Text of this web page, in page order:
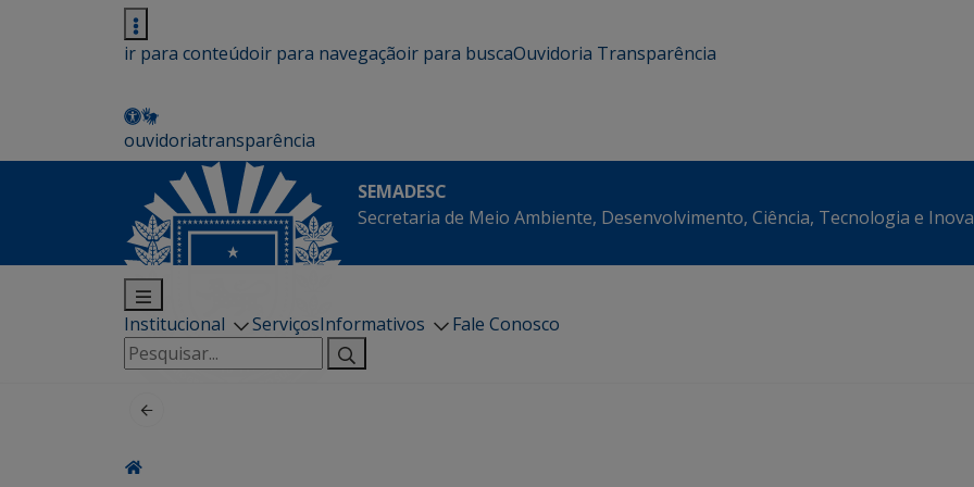
ir para conteúdoir para navegaçãoir para buscaOuvidoria Transparência
ouvidoriatransparência
SEMADESC
Secretaria de Meio Ambiente, Desenvolvimento, Ciência, Tecnologia e
Institucional ServiçosInformativos
Fale Conosco
Pesquisar
por: